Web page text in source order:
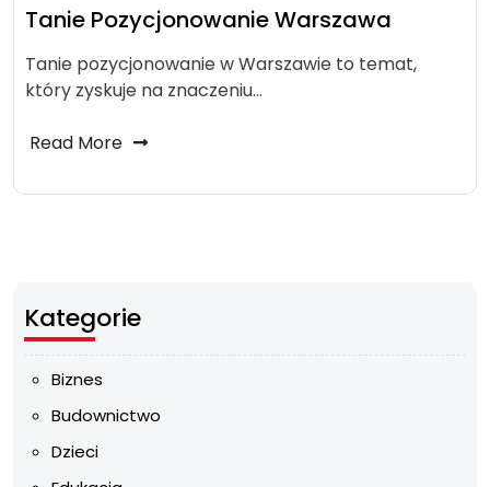
Tanie Pozycjonowanie Warszawa
Tanie pozycjonowanie w Warszawie to temat,
który zyskuje na znaczeniu…
Read More
Kategorie
Biznes
Budownictwo
Dzieci